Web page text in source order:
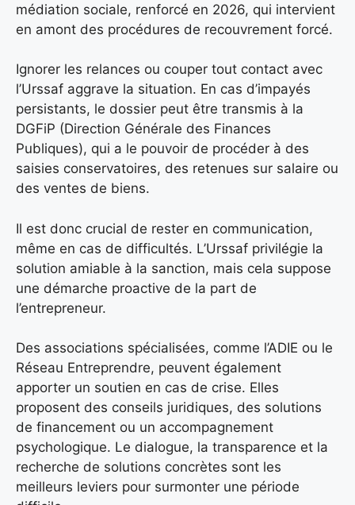
médiation sociale, renforcé en 2026, qui intervient
en amont des procédures de recouvrement forcé.
Ignorer les relances ou couper tout contact avec
l’Urssaf aggrave la situation. En cas d’impayés
persistants, le dossier peut être transmis à la
DGFiP (Direction Générale des Finances
Publiques), qui a le pouvoir de procéder à des
saisies conservatoires, des retenues sur salaire ou
des ventes de biens.
Il est donc crucial de rester en communication,
même en cas de difficultés. L’Urssaf privilégie la
solution amiable à la sanction, mais cela suppose
une démarche proactive de la part de
l’entrepreneur.
Des associations spécialisées, comme l’ADIE ou le
Réseau Entreprendre, peuvent également
apporter un soutien en cas de crise. Elles
proposent des conseils juridiques, des solutions
de financement ou un accompagnement
psychologique. Le dialogue, la transparence et la
recherche de solutions concrètes sont les
meilleurs leviers pour surmonter une période